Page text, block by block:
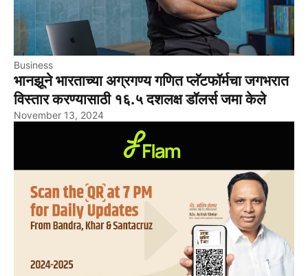
Business
भानझूने भारताच्या अग्रगण्य गणित प्लॅटफॉर्मचा जगभरात
विस्तार करण्यासाठी १६.५ दशलक्ष डॉलर्स जमा केले
November 13, 2024